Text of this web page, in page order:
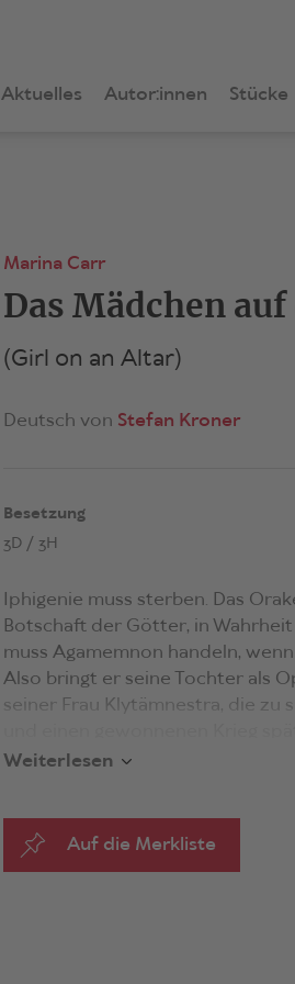
Aktuelles Autor:innen Stücke
Marina Carr
Das Mädchen
(Girl on an Altar)
Deutsch von Stefan Kroner
Besetzung
3D / 3H
Iphigenie muss sterben. Das
Botschaft der Götter, in
muss Agamemnon handeln,
Also bringt er seine Tochter als
seiner Frau Klytämnestra, die zu
seine Stärke zementiert. Mit sich
Zwischen Begehren, Schmerz,
alle Figuren gefangen in einer
Weiterlesen
Auf die Merkliste